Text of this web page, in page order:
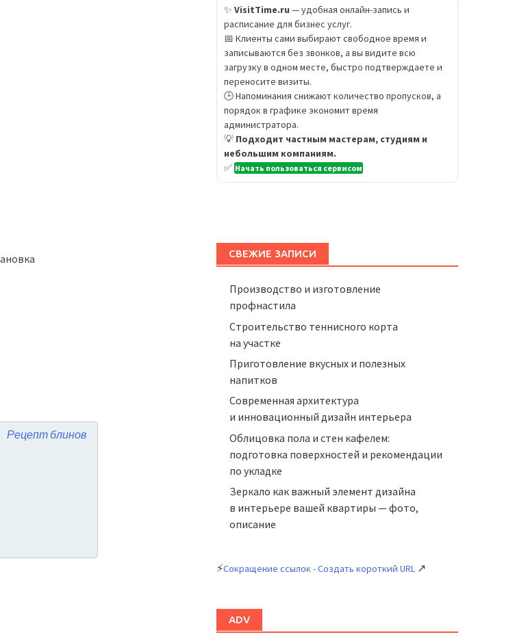
Рецепт блинов
✨ VisitTime.ru — удобная онлайн-запись и
расписание для бизнес услуг.
📅 Клиенты сами выбирают свободное время и
записываются без звонков, а вы видите всю
загрузку в одном месте, быстро подтверждаете и
переносите визиты.
🕒 Напоминания снижают количество пропусков, а
порядок в графике экономит время
администратора.
💡 Подходит частным мастерам, студиям и
небольшим компаниям.
✅ Начать пользоваться сервисом
СВЕЖИЕ ЗАПИСИ
Производство и изготовление
профнастила
Строительство теннисного корта
на участке
Приготовление вкусных и полезных
напитков
Cовременная архитектура
и инновационный дизайн интерьера
Облицовка пола и стен кафелем:
подготовка поверхностей и рекомендации
по укладке
Зеркало как важный элемент дизайна
в интерьере вашей квартиры — фото,
описание
⚡Сокращение ссылок - Создать короткий URL↗
ADV